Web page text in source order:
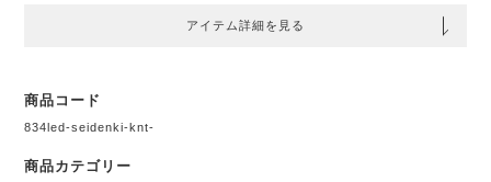
アイテム詳細を見る
商品コード
834led-seidenki-knt-
商品カテゴリー